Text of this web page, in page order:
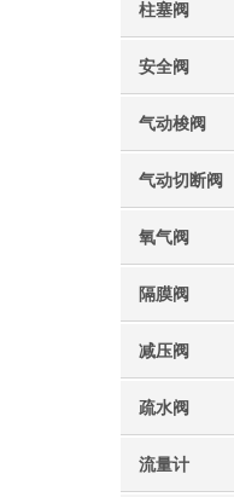
柱塞阀
安全阀
气动梭阀
气动切断阀
氧气阀
隔膜阀
减压阀
疏水阀
流量计